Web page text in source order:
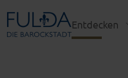
Entdecken